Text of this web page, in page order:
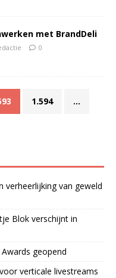
met BrandDeli
0
1.594 …
verheerlijking van geweld
Blok verschijnt in
geopend
verticale livestreams